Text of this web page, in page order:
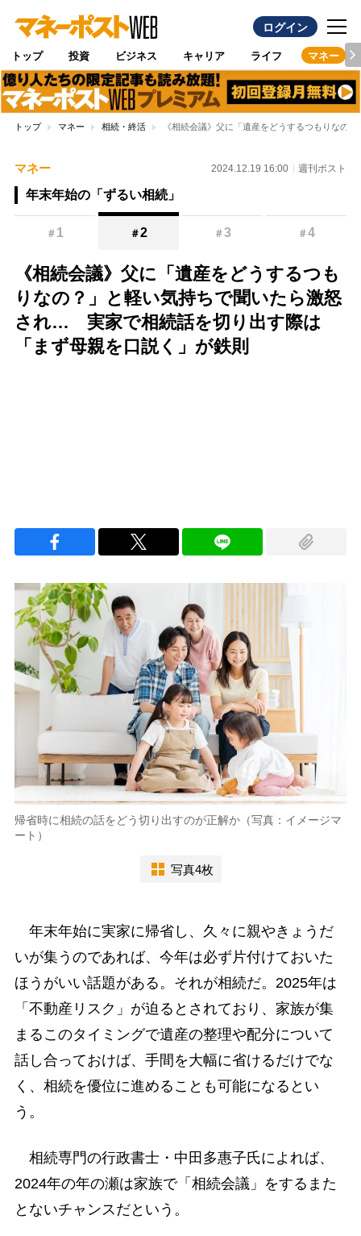
ログイン
トップ 投資 ビジネス キャリア ライフ マネー
トップ マネー 相続・終活 《相続会議》父に「遺産をどうするつもりな
マネー 2024.12.19 16:00 週刊ポスト
年末年始の「ずるい相続」
＃ 1 ＃2 ＃3 ＃4
《相続会議》父に「遺産をどうするつも
りなの？」と軽い気持ちで聞いたら激怒
され… 実家で相続話を切り出す際は
「まず母親を口説く」が鉄則
帰省時に相続の話をどう切り出すのが正解か（写真：イメージマ
ート）
写真4枚
年末年始に実家に帰省し、久々に親やきょうだ
いが集うのであれば、今年は必ず片付けておいた
ほうがいい話題がある。それが相続だ。2025年は
「不動産リスク」が迫るとされており、家族が集
まるこのタイミングで遺産の整理や配分について
話し合っておけば、手間を大幅に省けるだけでな
く、相続を優位に進めることも可能になるとい
う。
相続専門の行政書士・中田多惠子氏によれば、
2024年の年の瀬は家族で「相続会議」をするまた
とないチャンスだという。